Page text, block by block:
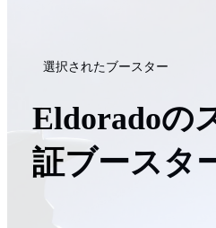
選択されたブースター
Eldoradoの
証ブースタ